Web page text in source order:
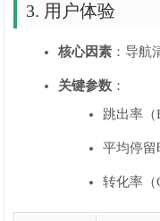
3. 用户体验
核心因素 ：导航
关键参数 ：
跳出率（
平均停留
转化率（